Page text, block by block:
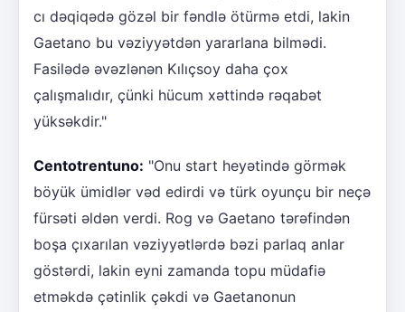
cı dəqiqədə gözəl bir fəndlə ötürmə etdi, lakin
Gaetano bu vəziyyətdən yararlana bilmədi.
Fasilədə əvəzlənən Kılıçsoy daha çox
çalışmalıdır, çünki hücum xəttində rəqabət
yüksəkdir."
Centotrentuno: "Onu start heyətində görmək
böyük ümidlər vəd edirdi və türk oyunçu bir neçə
fürsəti əldən verdi. Rog və Gaetano tərəfindən
boşa çıxarılan vəziyyətlərdə bəzi parlaq anlar
göstərdi, lakin eyni zamanda topu müdafiə
etməkdə çətinlik çəkdi və Gaetanonun